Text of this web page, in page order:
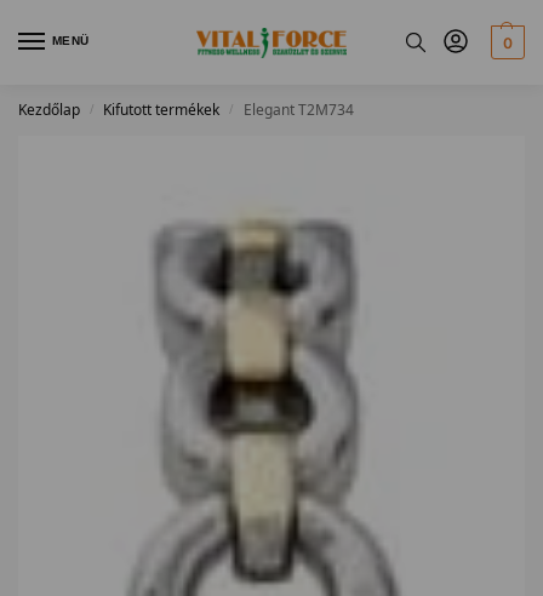
MENÜ 0
Kezdőlap / Kifutott termékek / Elegant T2M734